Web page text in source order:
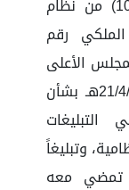
واستناداً للفقرة (أ) من المادة (10/1) من نظام
الملكي رقم
وقرار المجلس الأعلى
للقضاء رقم (219/6/39) بتاريخ 21/4/1439هـ بشأن
التبليغات
وتبليغاً
تمضي معه